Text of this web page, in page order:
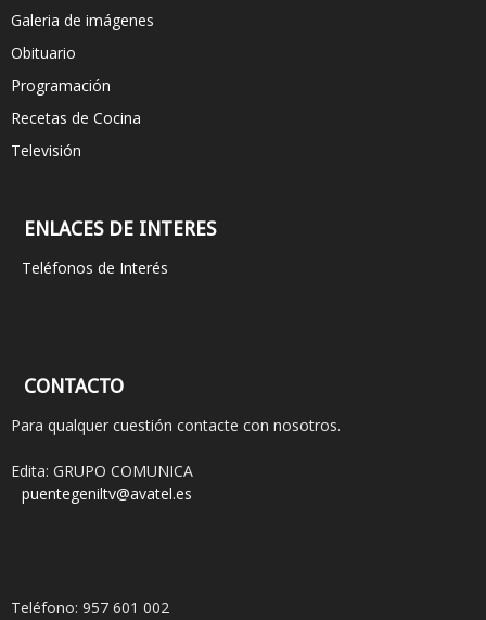
Galeria de imágenes
Obituario
Programación
Recetas de Cocina
Televisión
ENLACES DE INTERES
Teléfonos de Interés
CONTACTO
Para qualquer cuestión contacte con nosotros.
Edita: GRUPO COMUNICA
puentegeniltv@avatel.es
Teléfono: 957 601 002